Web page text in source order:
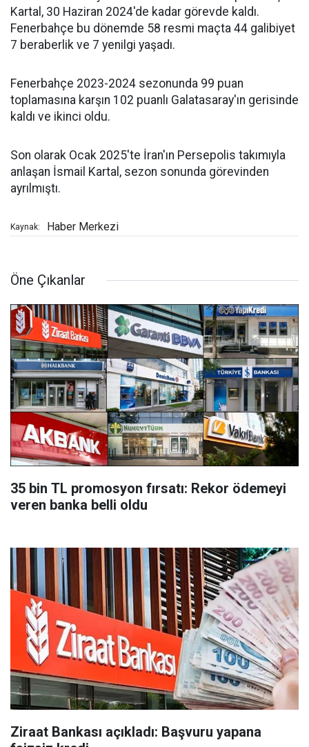
Kartal, 30 Haziran 2024'de kadar görevde kaldı.
Fenerbahçe bu dönemde 58 resmi maçta 44 galibiyet
7 beraberlik ve 7 yenilgi yaşadı.
Fenerbahçe 2023-2024 sezonunda 99 puan
toplamasına karşın 102 puanlı Galatasaray'ın gerisinde
kaldı ve ikinci oldu.
Son olarak Ocak 2025'te İran'ın Persepolis takımıyla
anlaşan İsmail Kartal, sezon sonunda görevinden
ayrılmıştı.
Kaynak: Haber Merkezi
Öne Çıkanlar
35 bin TL promosyon fırsatı: Rekor ödemeyi
veren banka belli oldu
Ziraat Bankası açıkladı: Başvuru yapana